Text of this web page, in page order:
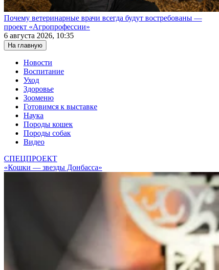
Почему ветеринарные врачи всегда будут востребованы —
проект «Агропрофессии»
6 августа 2026, 10:35
На главную
Новости
Воспитание
Уход
Здоровье
Зооменю
Готовимся к выставке
Наука
Породы кошек
Породы собак
Видео
СПЕЦПРОЕКТ
«Кошки — звезды Донбасса»